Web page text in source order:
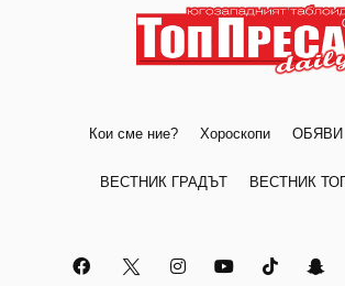
Кои сме ние? Хороскопи ОБЯВИ
ВЕСТНИК ГРАДЪТ ВЕСТНИК